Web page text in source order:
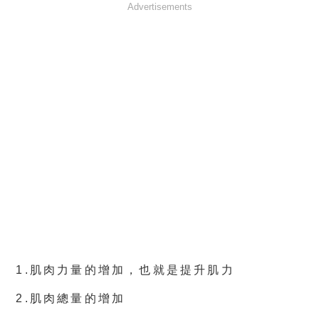
Advertisements
1.肌肉力量的增加，也就是提升肌力
2.肌肉總量的增加